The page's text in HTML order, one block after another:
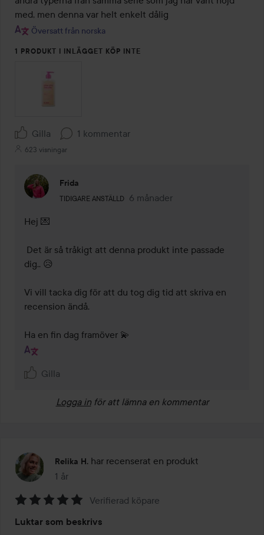
Översatt från norska
1 PRODUKT I INLÄGGET KÖP INTE
Gilla 1 kommentar
623 visningar
Frida
TIDIGARE ANSTÄLLD
Användarens roll: Tidigare anställd.
6 månader
Kommentaren lades 6 månader
Hej 💌
dig.. 😥
Vi vill tacka dig för att du tog dig tid att skriva en
recension ändå.
Ha en fin dag framöver 💫
Gilla
Logga in för att lämna en kommentar
Relika H. har recenserat en produkt
1 år
Inlägget skapades 1 år
5
Verifierad köpare
Luktar som beskrivs